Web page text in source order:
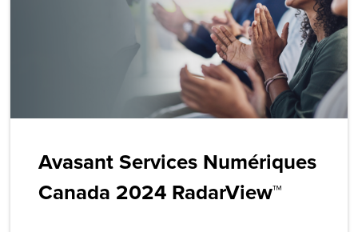
Avasant Services Numériques
Canada 2024 RadarView™